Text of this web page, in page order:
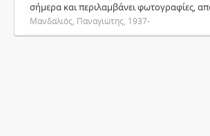
σήμερα και περιλαμβάνει φωτογραφίες,
Μανδαλιός, Παναγιώτης, 1937-